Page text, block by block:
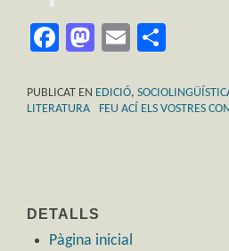
Facebook
Mastodon
Email
PUBLICAT EN EDICIÓ,
LITERATURA
FEU ACÍ ELS VOSTRES
DETALLS
Pàgina inicial